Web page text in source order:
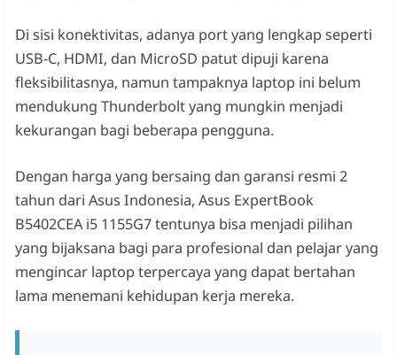
Di sisi konektivitas, adanya port yang lengkap seperti
USB-C, HDMI, dan MicroSD patut dipuji karena
fleksibilitasnya, namun tampaknya laptop ini belum
mendukung Thunderbolt yang mungkin menjadi
kekurangan bagi beberapa pengguna.
Dengan harga yang bersaing dan garansi resmi 2
tahun dari Asus Indonesia, Asus ExpertBook
B5402CEA i5 1155G7 tentunya bisa menjadi pilihan
yang bijaksana bagi para profesional dan pelajar yang
mengincar laptop terpercaya yang dapat bertahan
lama menemani kehidupan kerja mereka.